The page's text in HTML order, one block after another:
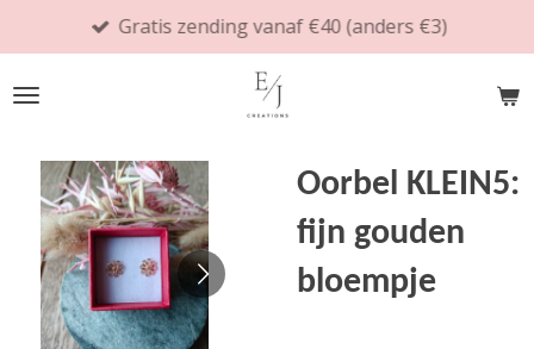
direct
naar
hoofdinhoud
Gratis zending vanaf €40 (anders €3)
Oorbel KLEIN5:
fijn gouden
bloempje